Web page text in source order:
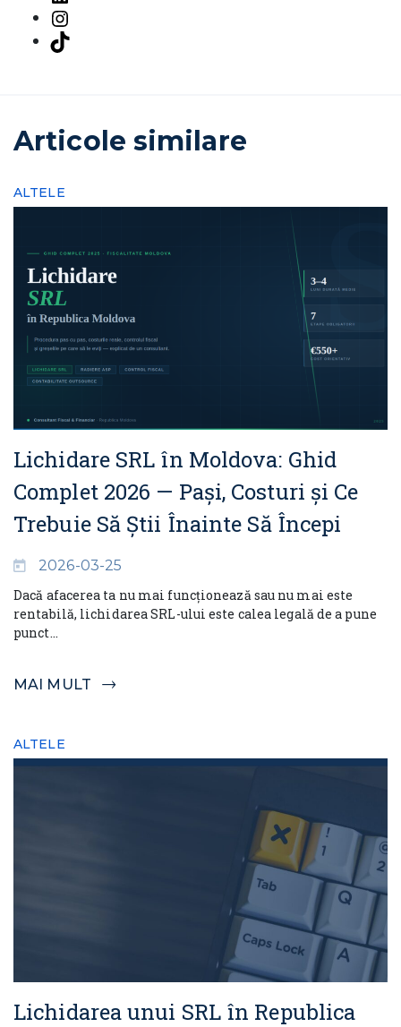
Articole similare
ALTELE
Lichidare SRL în Moldova: Ghid
Complet 2026 — Pași, Costuri și Ce
Trebuie Să Știi Înainte Să Începi
2026-03-25
Dacă afacerea ta nu mai funcționează sau nu mai este
rentabilă, lichidarea SRL-ului este calea legală de a pune
punct...
MAI MULT
ALTELE
Lichidarea unui SRL în Republica